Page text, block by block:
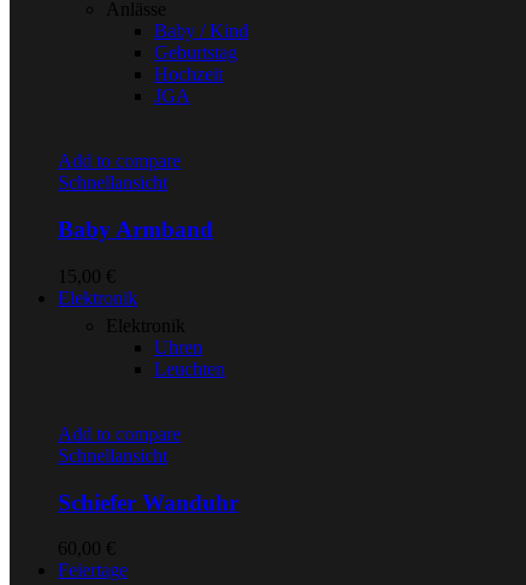
Anlässe
Baby / Kind
Geburtstag
Hochzeit
JGA
Add to compare
Schnellansicht
Baby Armband
15,00 €
Elektronik
Elektronik
Uhren
Leuchten
Add to compare
Schnellansicht
Schiefer Wanduhr
60,00 €
Feiertage